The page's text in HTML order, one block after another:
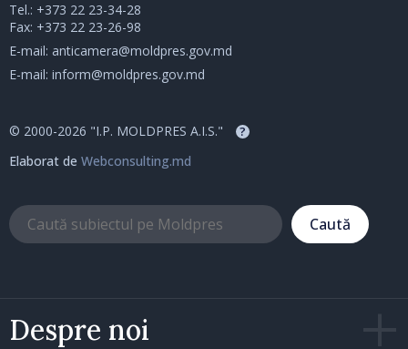
Despre noi
Tel.: +373 22 23-34-28
Fax: +373 22 23-26-98
E-mail: anticamera@moldpres.gov.md
E-mail: inform@moldpres.gov.md
© 2000-2026 "I.P. MOLDPRES A.I.S." ?
Elaborat de Webconsulting.md
Caută